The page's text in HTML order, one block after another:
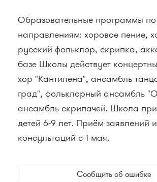
Образовательные программы по
направлениям: хоровое пение,
русский фольклор, скрипка,
базе Школы действует
хор "Кантилена", ансамбль
град", фольклорный ансамбль
ансамбль скрипачей. Школа
детей 6-9 лет. Приём заявлений
консультаций с 1 мая.
Сообщить об ошибке